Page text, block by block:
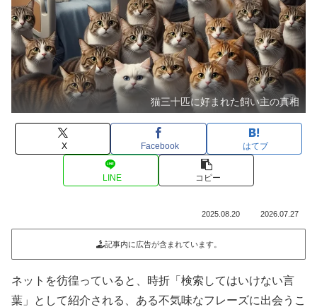
猫三十匹に好まれた飼い主の真相
X Facebook はてブ
LINE コピー
2025.08.20 2026.07.27
記事内に広告が含まれています。
ネットを彷徨っていると、時折「検索してはいけない言
葉」として紹介される、ある不気味なフレーズに出会うこ